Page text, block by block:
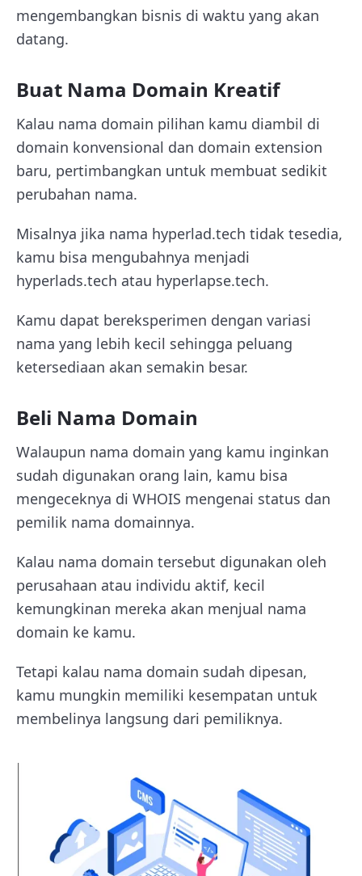
mengembangkan bisnis di waktu yang akan
datang.
Buat Nama Domain Kreatif
Kalau nama domain pilihan kamu diambil di
domain konvensional dan domain extension
baru, pertimbangkan untuk membuat sedikit
perubahan nama.
Misalnya jika nama hyperlad.tech tidak tesedia,
kamu bisa mengubahnya menjadi
hyperlads.tech atau hyperlapse.tech.
Kamu dapat bereksperimen dengan variasi
nama yang lebih kecil sehingga peluang
ketersediaan akan semakin besar.
Beli Nama Domain
Walaupun nama domain yang kamu inginkan
sudah digunakan orang lain, kamu bisa
mengeceknya di WHOIS mengenai status dan
pemilik nama domainnya.
Kalau nama domain tersebut digunakan oleh
perusahaan atau individu aktif, kecil
kemungkinan mereka akan menjual nama
domain ke kamu.
Tetapi kalau nama domain sudah dipesan,
kamu mungkin memiliki kesempatan untuk
membelinya langsung dari pemiliknya.